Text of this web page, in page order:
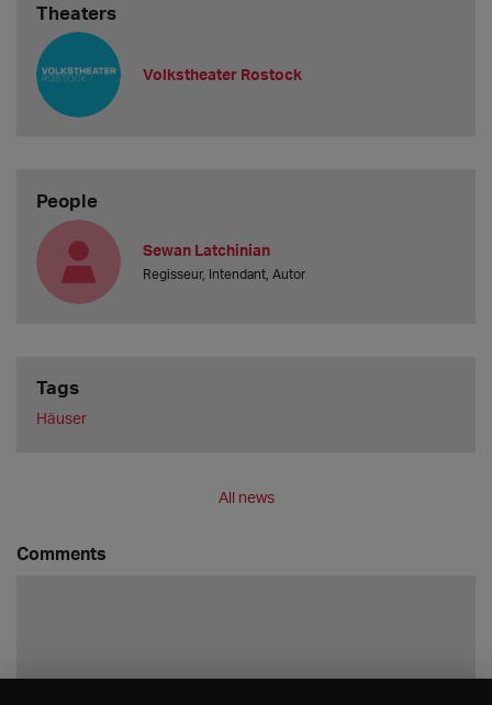
Theaters
Volkstheater Rostock
People
Sewan Latchinian
Regisseur, Intendant, Autor
Tags
Häuser
All news
Comments